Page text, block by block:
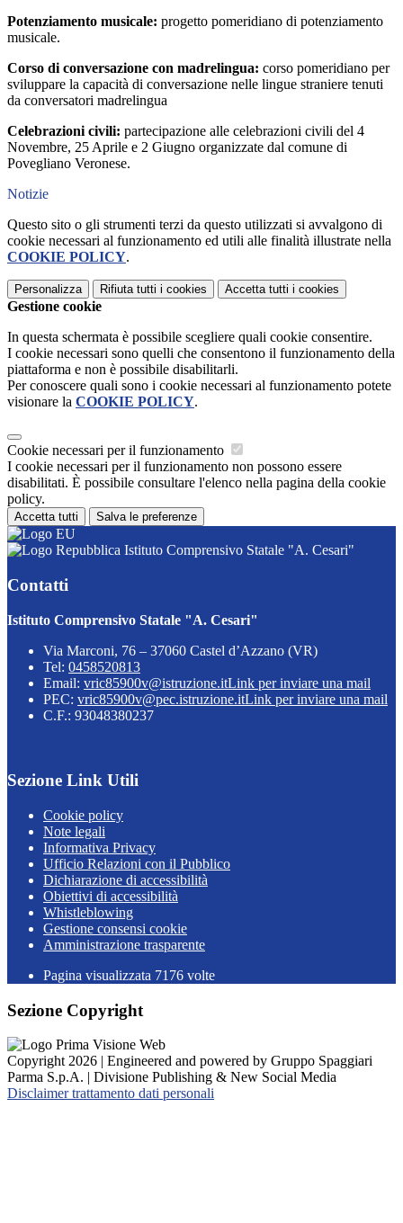
Potenziamento musicale: progetto pomeridiano di potenziamento
musicale.
Corso di conversazione con madrelingua: corso pomeridiano per
sviluppare la capacità di conversazione nelle lingue straniere tenuti
da conversatori madrelingua
Celebrazioni civili: partecipazione alle celebrazioni civili del 4
Novembre, 25 Aprile e 2 Giugno organizzate dal comune di
Povegliano Veronese.
Notizie
Questo sito o gli strumenti terzi da questo utilizzati si avvalgono di
cookie necessari al funzionamento ed utili alle finalità illustrate nella
COOKIE POLICY.
Personalizza Rifiuta tutti i cookies Accetta tutti i cookies
Gestione cookie
In questa schermata è possibile scegliere quali cookie consentire.
I cookie necessari sono quelli che consentono il funzionamento della
piattaforma e non è possibile disabilitarli.
Per conoscere quali sono i cookie necessari al funzionamento potete
visionare la COOKIE POLICY.
Cookie necessari per il funzionamento
I cookie necessari per il funzionamento non possono essere
disabilitati. È possibile consultare l'elenco nella pagina della cookie
policy.
Accetta tutti Salva le preferenze
Istituto Comprensivo Statale "A. Cesari"
Contatti
Istituto Comprensivo Statale "A. Cesari"
Via Marconi, 76 – 37060 Castel d’Azzano (VR)
Tel: 0458520813
Email: vric85900v@istruzione.itLink per inviare una mail
PEC: vric85900v@pec.istruzione.itLink per inviare una mail
C.F.: 93048380237
Sezione Link Utili
Cookie policy
Note legali
Informativa Privacy
Ufficio Relazioni con il Pubblico
Dichiarazione di accessibilità
Obiettivi di accessibilità
Whistleblowing
Gestione consensi cookie
Amministrazione trasparente
Pagina visualizzata 7176 volte
Sezione Copyright
Copyright 2026 | Engineered and powered by Gruppo Spaggiari
Parma S.p.A. | Divisione Publishing & New Social Media
Disclaimer trattamento dati personali